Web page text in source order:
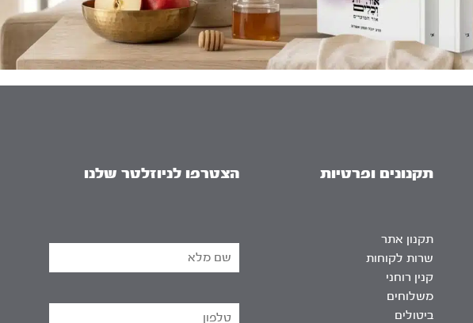
תקנונים ופרטיות
תקנון אתר
שרות לקוחות
קנין רוחני
משלוחים
ביטולים
הצטרפו לניוזלטר שלנו